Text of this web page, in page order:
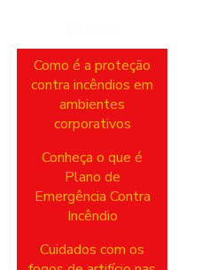
Como é a proteção
contra incêndios em
ambientes
corporativos
Conheça o que é
Plano de
Emergência Contra
Incêndio
Cuidados com os